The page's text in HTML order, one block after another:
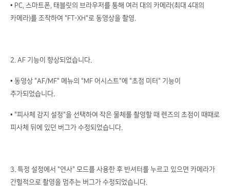
• PC, 스마트폰, 태블릿의 브라우저를 통해 여러 대의 카메라(최대 4대의
카메라)를 조작하여 "FT-XH"로 동영상을 촬영.
2. AF 기능이 향상되었습니다.
• 동영상 "AF/MF" 메뉴의 "MF 어시스트"에 "초점 미터" 기능이
추가되었습니다.
• "피사체 감지 설정"을 선택하여 작은 물체를 촬영할 때 렌즈의 초점이 때때로
피사체 뒤에 있던 버그가 수정되었습니다.
3. 특정 설정에서 "연사" 모드를 사용한 후 반셔터를 누르고 있으면 카메라가
간헐적으로 촬영을 멈추는 버그가 수정되었습니다.